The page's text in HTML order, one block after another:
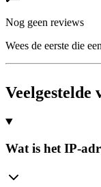
Nog geen reviews
Wees de eerste die
Wat is het IP-